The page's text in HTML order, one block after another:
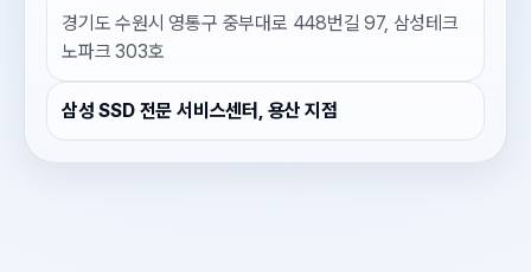
경기도 수원시 영통구 중부대로 448번길 97, 삼성테크
노파크 303호
삼성 SSD 전문 서비스센터, 용산 지점